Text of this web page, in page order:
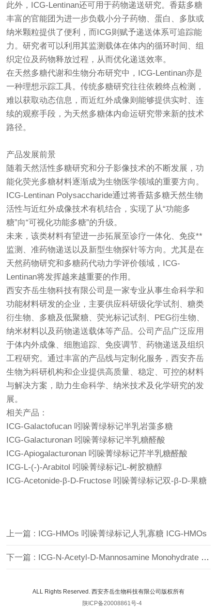
此外，ICG-Lentinan还可用于药物递送研究。香菇多糖
丰富的官能团为进一步负载小分子药物、蛋白、多肽或
纳米颗粒提供了便利，而ICG则赋予递送体系可追踪能
力。研究者可以利用其监测载体在体内的循环时间、组
织定位及药物释放过程，从而优化递送效率。
在天然多糖代谢和生物分布研究中，ICG-Lentinan亦是
一种理想示踪工具。传统多糖研究往往依赖终点检测，
难以获取动态信息，而近红外成像则能够提供实时、连
续的观察手段，为天然多糖体内命运研究带来新的技术
路径。
产品发展前景
随着天然活性多糖研究和分子影像技术的不断发展，功
能化荧光多糖材料逐渐成为生物医学领域的重要方向。
ICG-Lentinan Polysaccharide通过将香菇多糖天然生物
活性与近红外成像技术有机结合，实现了从“功能多
糖”向“可视化功能多糖”的升级。
未来，该类材料有望进一步拓展至诊疗一体化、免疫**
监测、准药物递送以及新型生物探针等方向。尤其是在
天然药物研究和多糖药代动力学评价领域，ICG-
Lentinan将发挥越来越重要的作用。
西安齐岳生物科技有限公司是一家专业从事生命科学和
功能材料研发的企业，主要供应科研级化学试剂、糖类
衍生物、多糖及低聚糖、荧光标记试剂、PEG衍生物、
纳米材料以及药物递送载体等产品。公司产品广泛应用
于体内外成像、细胞追踪、免疫调节、药物递送及组织
工程研究。通过丰富的产品线与定制化服务，西安齐岳
生物为科研机构和企业提供高质量、稳定、可控的材料
与解决方案，助力生命科学、纳米技术及化学研究的发
展。
相关产品：
ICG-Galactofucan 吲哚菁绿标记半乳岩藻多糖
ICG-Galacturonan 吲哚菁绿标记半乳糖醛酸
ICG-Apiogalacturonan 吲哚菁绿标记芹半乳糖醛酸
ICG-L-(-)-Arabitol 吲哚菁绿标记L-树胶糖醇
ICG-Acetonide-β-D-Fructose 吲哚菁绿标记双-β-D-果糖
上一篇 : ICG-HMOs 吲哚菁绿标记人乳寡糖 ICG-HMOs
下一篇 : ICG-N-Acetyl-D-Mannosamine Monohydrate 吲哚菁绿标记N-乙酰-D-甘露糖胺一水合物
ALL Rights Reserved. 西安齐岳生物科技有限公司版权所有
陕ICP备20008861号-4